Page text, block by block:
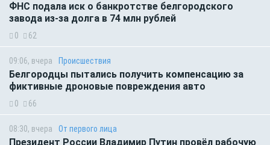
ФНС подала иск о банкротстве белгородского
завода из-за долга в 74 млн рублей
0 62
09:06, вчера Происшествия
Белгородцы пытались получить компенсацию за
фиктивные дроновые повреждения авто
0 66
08:30, вчера От первого лица
Президент России Владимир Путин провёл рабочую